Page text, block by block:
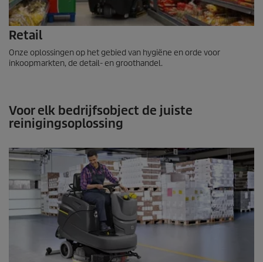
Retail
Onze oplossingen op het gebied van hygiëne en orde voor
inkoopmarkten, de detail- en groothandel.
Voor elk bedrijfsobject de juiste
reinigingsoplossing